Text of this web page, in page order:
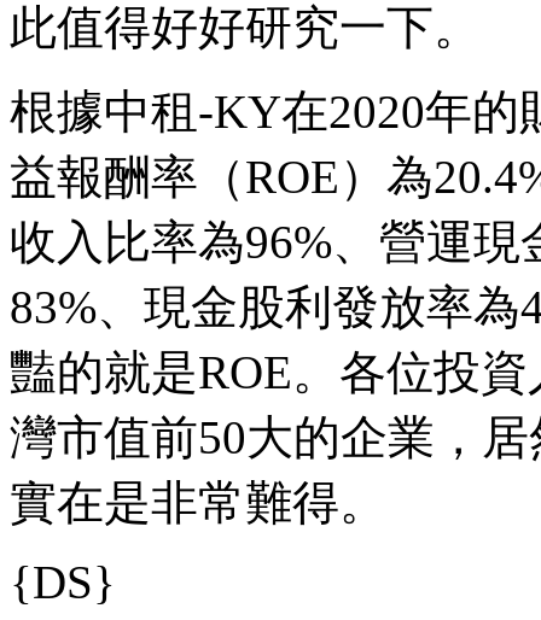
此值得好好研究一下。
根據中租-KY在2020年
益報酬率（ROE）為
收入比率為96%、營運
83%、現金股利發放率
豔的就是ROE。各位投
灣市值前50大的企業，
實在是非常難得。
{DS}